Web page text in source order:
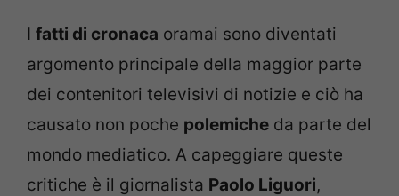
I fatti di cronaca oramai sono diventati
argomento principale della maggior parte
dei contenitori televisivi di notizie e ciò ha
causato non poche polemiche da parte del
mondo mediatico. A capeggiare queste
critiche è il giornalista Paolo Liguori,